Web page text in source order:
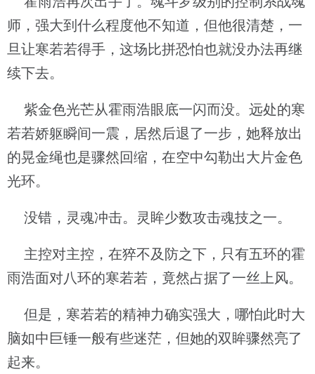
师，强大到什么程度他不知道，但他很清楚，一
旦让寒若若得手，这场比拼恐怕也就没办法再继
续下去。
紫金色光芒从霍雨浩眼底一闪而没。远处的寒
若若娇躯瞬间一震，居然后退了一步，她释放出
的晃金绳也是骤然回缩，在空中勾勒出大片金色
光环。
没错，灵魂冲击。灵眸少数攻击魂技之一。
主控对主控，在猝不及防之下，只有五环的霍
雨浩面对八环的寒若若，竟然占据了一丝上风。
但是，寒若若的精神力确实强大，哪怕此时大
脑如中巨锤一般有些迷茫，但她的双眸骤然亮了
起来。